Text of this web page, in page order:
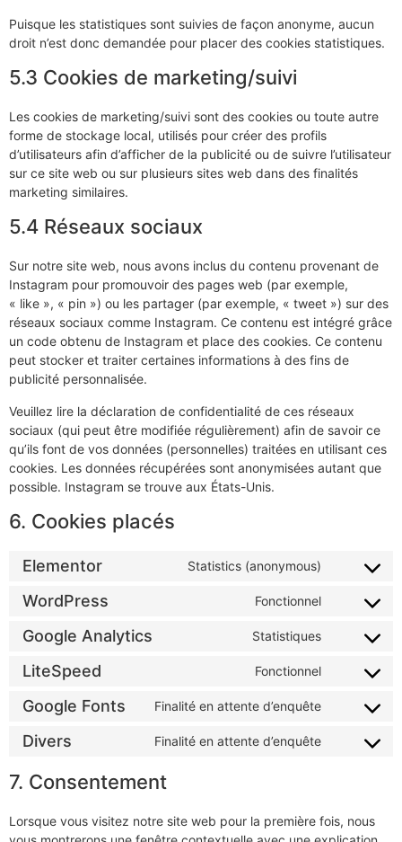
Puisque les statistiques sont suivies de façon anonyme, aucun
droit n’est donc demandée pour placer des cookies statistiques.
5.3 Cookies de marketing/suivi
Les cookies de marketing/suivi sont des cookies ou toute autre
forme de stockage local, utilisés pour créer des profils
d’utilisateurs afin d’afficher de la publicité ou de suivre l’utilisateur
sur ce site web ou sur plusieurs sites web dans des finalités
marketing similaires.
5.4 Réseaux sociaux
Sur notre site web, nous avons inclus du contenu provenant de
Instagram pour promouvoir des pages web (par exemple,
« like », « pin ») ou les partager (par exemple, « tweet ») sur des
réseaux sociaux comme Instagram. Ce contenu est intégré grâce
un code obtenu de Instagram et place des cookies. Ce contenu
peut stocker et traiter certaines informations à des fins de
publicité personnalisée.
Veuillez lire la déclaration de confidentialité de ces réseaux
sociaux (qui peut être modifiée régulièrement) afin de savoir ce
qu’ils font de vos données (personnelles) traitées en utilisant ces
cookies. Les données récupérées sont anonymisées autant que
possible. Instagram se trouve aux États-Unis.
6. Cookies placés
Elementor Statistics (anonymous)
WordPress Fonctionnel
Google Analytics Statistiques
LiteSpeed Fonctionnel
Google Fonts Finalité en attente d’enquête
Divers Finalité en attente d’enquête
7. Consentement
Lorsque vous visitez notre site web pour la première fois, nous